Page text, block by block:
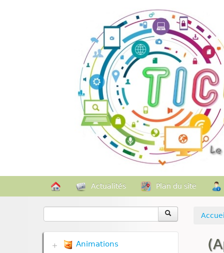
Actualités Plan du site
Accueil
Animations